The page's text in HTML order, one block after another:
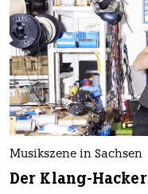
Musikszene in Sachsen
Der Klang-Hacker